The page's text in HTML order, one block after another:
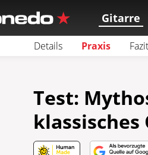
Gitarre
Details Praxis Fazit
Test:
klassisches